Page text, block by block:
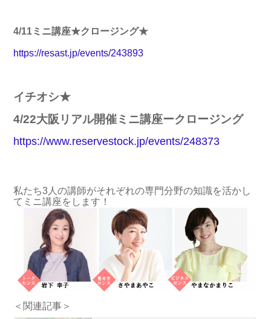
4/11ミニ講座★クロージング★
https://resast.jp/events/243893
イチオシ★
4/22大阪リアル開催ミ ニ講座ークロージング
https://www.reservestock.jp/events/248373
私たち3人の講師がそれぞれの専門分野の知識を活かし
てミニ講座をします！
＜関連記事＞